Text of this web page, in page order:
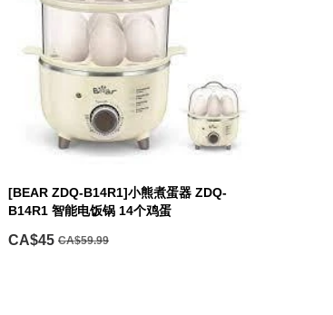
[BEAR ZDQ-B14R1]小熊煮蛋器 ZDQ-
B14R1 智能电饭锅 14个鸡蛋
CA$45 CA$59.99